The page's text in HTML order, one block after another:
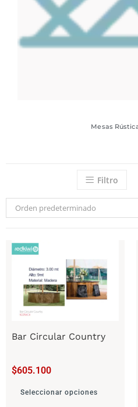
Mesas
Filtro
Orden predeterminado
Bar Circular Country
$605.100
Seleccionar opciones